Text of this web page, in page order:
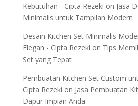
Kebutuhan - Cipta Rezeki on Jasa
Minimalis untuk Tampilan Modern
Desain Kitchen Set Minimalis
Elegan - Cipta Rezeki on Tips
Set yang Tepat
Pembuatan Kitchen Set Custom
Cipta Rezeki on Jasa Pembuatan
Dapur Impian Anda